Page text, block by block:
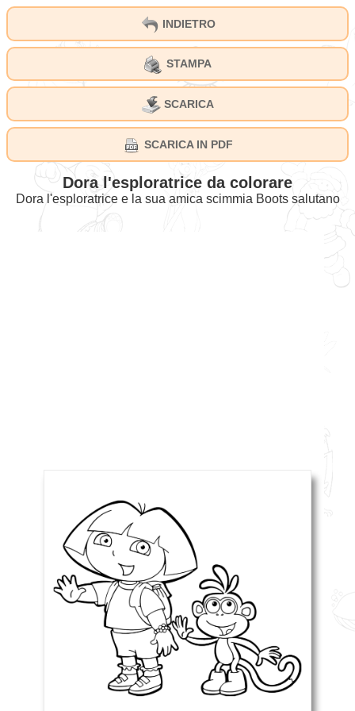
INDIETRO
STAMPA
SCARICA
SCARICA IN PDF
Dora l'esploratrice da colorare
Dora l'esploratrice e la sua amica scimmia Boots salutano